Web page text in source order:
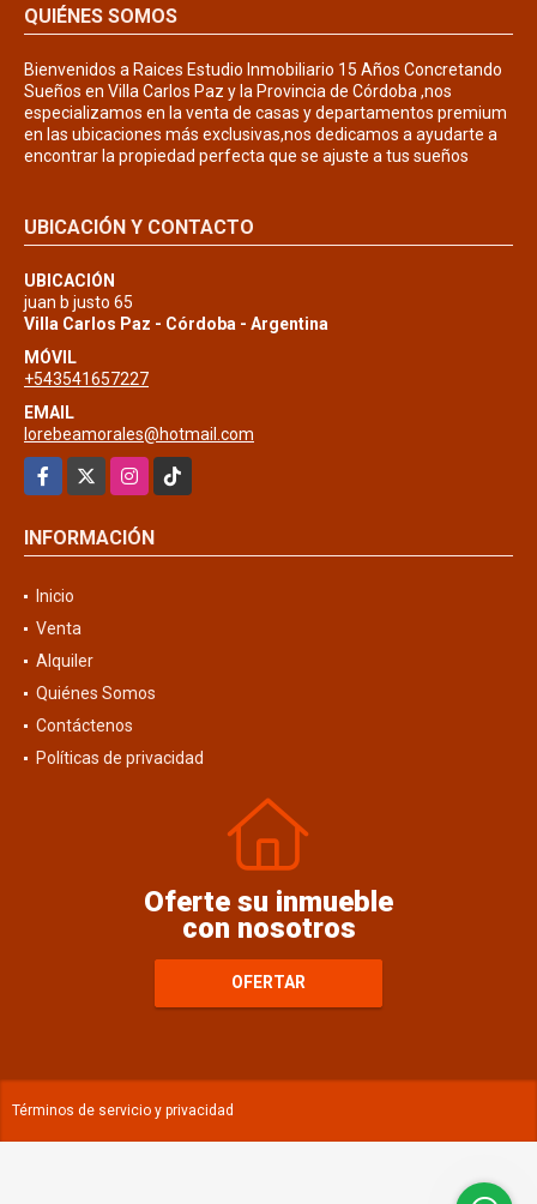
QUIÉNES SOMOS
Bienvenidos a Raices Estudio Inmobiliario 15 Años Concretando
Sueños en Villa Carlos Paz y la Provincia de Córdoba ,nos
especializamos en la venta de casas y departamentos premium
en las ubicaciones más exclusivas,nos dedicamos a ayudarte a
encontrar la propiedad perfecta que se ajuste a tus sueños
UBICACIÓN
juan b justo 65
Villa Carlos Paz - Córdoba - Argentina
MÓVIL
+543541657227
EMAIL
lorebeamorales@hotmail.com
Facebook
X Instagram
TikTok
Inicio
Venta
Alquiler
Quiénes Somos
Contáctenos
Oferte su inmueble
con nosotros
OFERTAR
Términos de servicio y privacidad